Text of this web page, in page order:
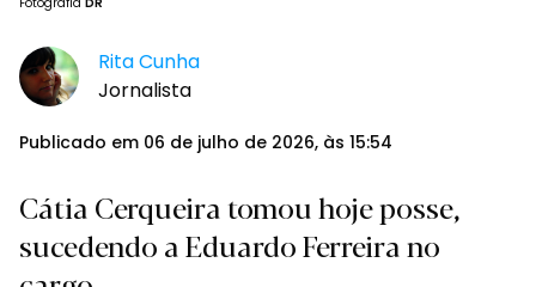
Rita Cunha
Jornalista
Publicado em 06 de julho de 2026, às 15:54
Cátia Cerqueira tomou hoje posse,
sucedendo a Eduardo Ferreira no